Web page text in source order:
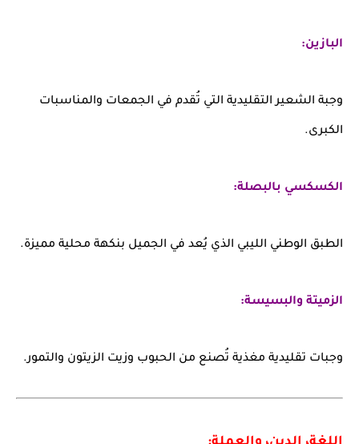
البازين:
وجبة الشعير التقليدية التي تُقدم في الجمعات والمناسبات
الكبرى.
الكسكسي بالبصلة:
الطبق الوطني الليبي الذي يُعد في الجميل بنكهة محلية مميزة.
الزميتة والبسيسة:
وجبات تقليدية مغذية تُصنع من الحبوب وزيت الزيتون والتمور.